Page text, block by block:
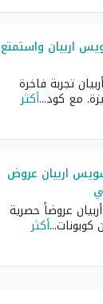
اربيان واستمتع
تجربة فاخرة
مع كود...أكثر
اربيان عروض
عروضاً حصرية
كوبونات...أكثر